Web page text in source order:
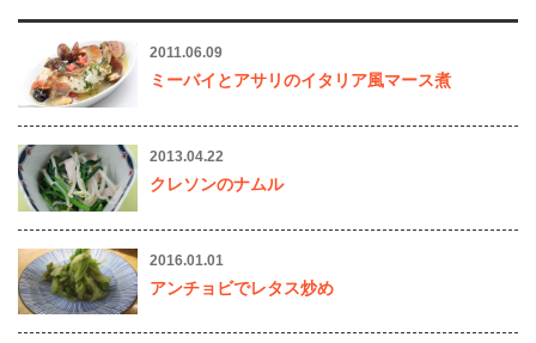
2011.06.09
ミーバイとアサリのイタリア風マース煮
2013.04.22
クレソンのナムル
2016.01.01
アンチョビでレタス炒め